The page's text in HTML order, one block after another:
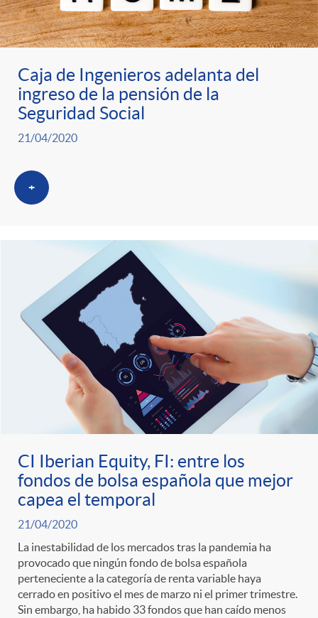
Caja de Ingenieros adelanta del
ingreso de la pensión de la
Seguridad Social
21/04/2020
+
CI Iberian Equity, FI: entre los
fondos de bolsa española que mejor
capea el temporal
21/04/2020
La inestabilidad de los mercados tras la pandemia ha
provocado que ningún fondo de bolsa española
perteneciente a la categoría de renta variable haya
cerrado en positivo el mes de marzo ni el primer trimestre.
Sin embargo, ha habido 33 fondos que han caído menos